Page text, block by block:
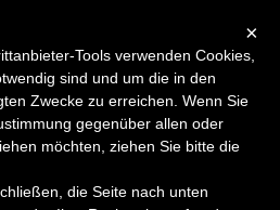
di A. Sessa
installazione impianti elettrici ed
×
Tools verwenden Cookies,
sind und um die in den
Zwecke zu erreichen. Wenn Sie
gegenüber allen oder
möchten, ziehen Sie bitte die
die Seite nach unten